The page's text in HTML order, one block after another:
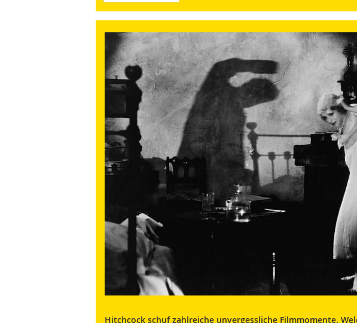
Hitchcock schuf zahlreiche unvergessliche Filmmomente.